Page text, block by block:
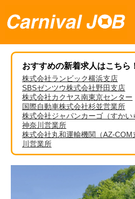
おすすめの新着求人はこちら！
株式会社ランビック横浜支店
SBSゼンツウ株式会社野田支店
株式会社カクヤス南東京センター
国際自動車株式会社杉並営業所
株式会社ジャパンカーゴ（すかい
神奈川営業所
株式会社丸和運輸機関（AZ-
川営業所